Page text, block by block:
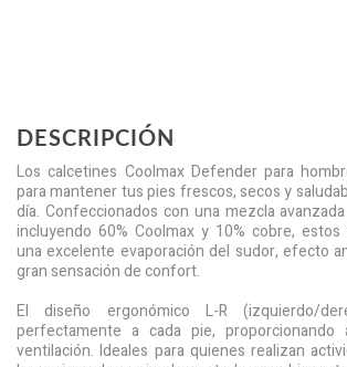
DESCRIPCIÓN
Los calcetines Coolmax Defender para
para mantener tus pies frescos, secos y
día. Confeccionados con una mezcla
incluyendo 60% Coolmax y 10% cobre,
una excelente evaporación del sudor, efecto
gran sensación de confort.
El diseño ergonómico L-R (izquierdo/
perfectamente a cada pie, proporcionando
ventilación. Ideales para quienes realizan